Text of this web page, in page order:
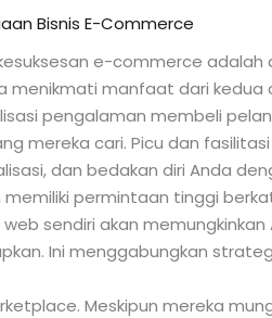
Bisnis E-Commerce
e-commerce adalah
menikmati manfaat dari kedua
pengalaman membeli
mereka cari. Picu dan
dan bedakan diri Anda
memiliki permintaan tinggi
sendiri akan
Ini menggabungkan
Meskipun mereka